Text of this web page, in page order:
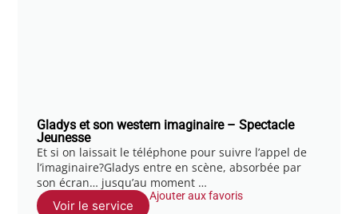
Gladys et son western imaginaire – Spectacle
Jeunesse
Et si on laissait le téléphone pour suivre l’appel de
l’imaginaire?Gladys entre en scène, absorbée par
son écran… jusqu’au moment …
Voir le service
Ajouter aux favoris